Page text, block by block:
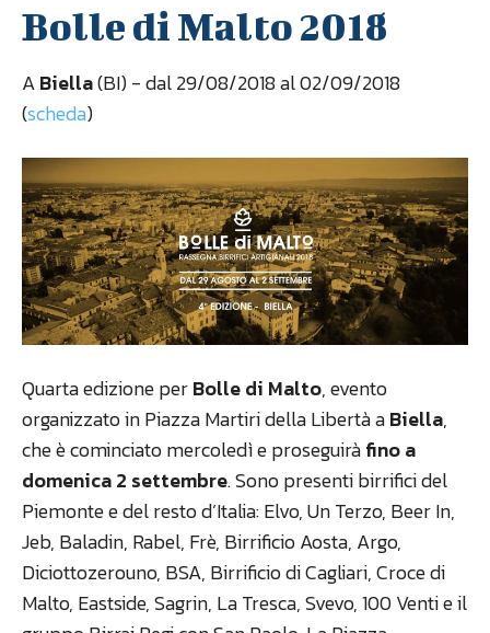
Bolle di Malto 2018
ABiella(BI) - dal 29/08/2018 al 02/09/2018
(scheda)
Quarta edizione perBolle di Malto, evento
organizzato in Piazza Martiri della Libertà aBiella,
che è cominciato mercoledì e proseguiràfino a
domenica 2 settembre. Sono presenti birrifici del
Piemonte e del resto d’Italia: Elvo, Un Terzo, Beer In,
Jeb, Baladin, Rabel, Frè, Birrificio Aosta, Argo,
Diciottozerouno, BSA, Birrificio di Cagliari, Croce di
Malto, Eastside, Sagrin, La Tresca, Svevo, 100 Venti e il